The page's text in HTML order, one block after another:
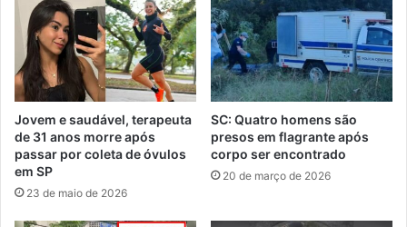
Jovem e saudável, terapeuta
de 31 anos morre após
passar por coleta de óvulos
em SP
23 de maio de 2026
SC: Quatro homens são
presos em flagrante após
corpo ser encontrado
20 de março de 2026